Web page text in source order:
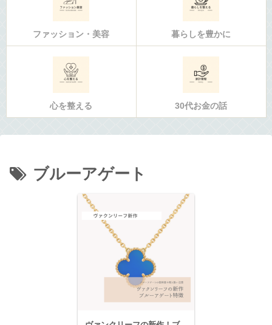
ファッション・美容 暮らしを豊かに
心を整える 30代お金の話
ブルーアゲート